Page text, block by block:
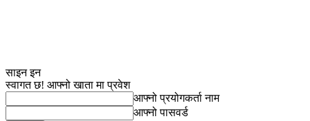
साइन इन
स्वागत छ! आफ्नो खाता मा प्रवेश
आफ्नो प्रयोगकर्ता नाम
आफ्नो पासवर्ड